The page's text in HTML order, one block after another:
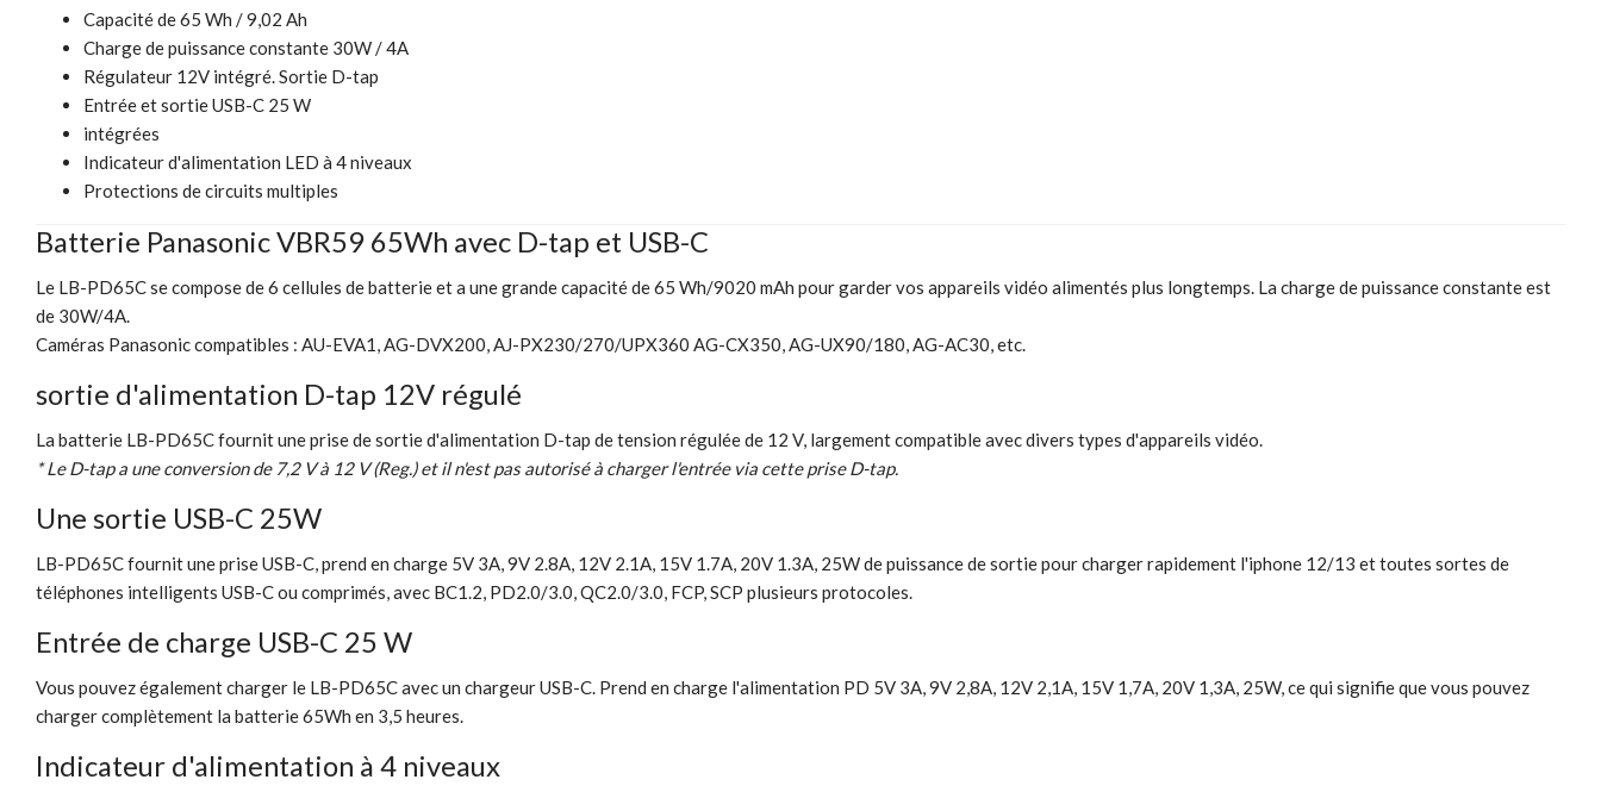
Capacité de 65 Wh / 9,02 Ah
Charge de puissance constante 30W / 4A
Régulateur 12V intégré. Sortie D-tap
Entrée et sortie USB-C 25 W
intégrées
Indicateur d'alimentation LED à 4 niveaux
Protections de circuits multiples
Batterie Panasonic VBR59 65Wh avec D-tap et USB-C
Le LB-PD65C se compose de 6 cellules de batterie et a une grande capacité de 65 Wh/9020 mAh pour garder vos appareils vidéo alimentés plus longtemps. La charge de puissance constante est
de 30W/4A.
Caméras Panasonic compatibles : AU-EVA1, AG-DVX200, AJ-PX230/270/UPX360 AG-CX350, AG-UX90/180, AG-AC30, etc.
sortie d'alimentation D-tap 12V régulé
La batterie LB-PD65C fournit une prise de sortie d'alimentation D-tap de tension régulée de 12 V, largement compatible avec divers types d'appareils vidéo.
* Le D-tap a une conversion de 7,2 V à 12 V (Reg.) et il n'est pas autorisé à charger l'entrée via cette prise D-tap.
Une sortie USB-C 25W
LB-PD65C fournit une prise USB-C, prend en charge 5V 3A, 9V 2.8A, 12V 2.1A, 15V 1.7A, 20V 1.3A, 25W de puissance de sortie pour charger rapidement l'iphone 12/13 et toutes sortes de
téléphones intelligents USB-C ou comprimés, avec BC1.2, PD2.0/3.0, QC2.0/3.0, FCP, SCP plusieurs protocoles.
Entrée de charge USB-C 25 W
Vous pouvez également charger le LB-PD65C avec un chargeur USB-C. Prend en charge l'alimentation PD 5V 3A, 9V 2,8A, 12V 2,1A, 15V 1,7A, 20V 1,3A, 25W, ce qui signifie que vous pouvez
charger complètement la batterie 65Wh en 3,5 heures.
Indicateur d'alimentation à 4 niveaux